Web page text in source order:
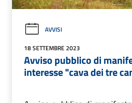
AVVISI
18 SETTEMBRE 2023
Avviso pubblico di
interesse "cava dei tre